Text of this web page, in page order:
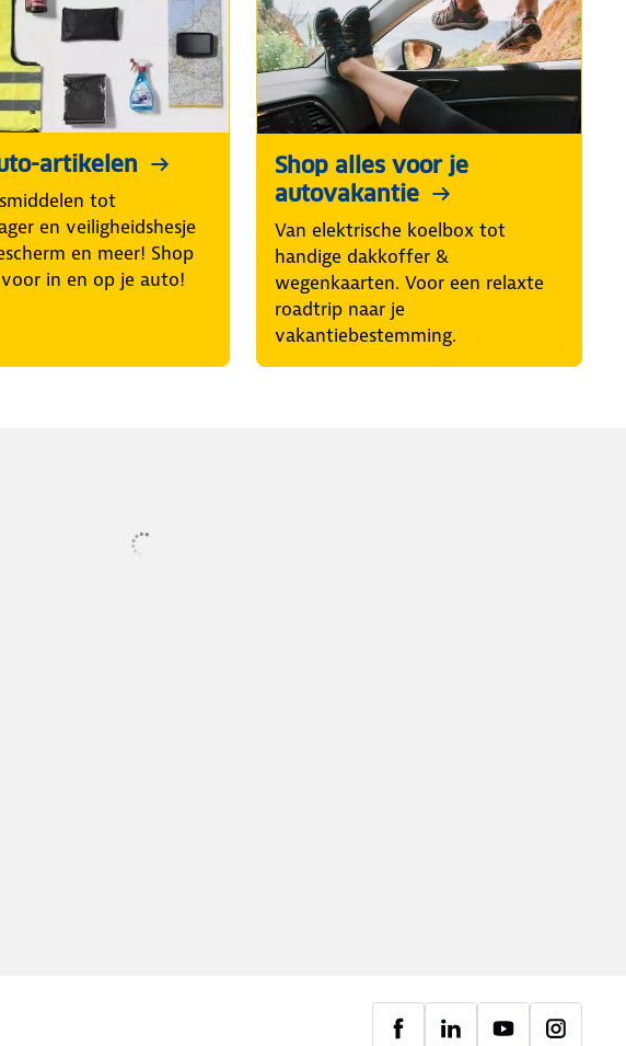
artikelen
tot
en veiligheidshesje
en meer! Shop
in en op je auto!
Shop alles voor je
autovakantie
Van elektrische koelbox tot
handige dakkoffer &
wegenkaarten. Voor een relaxte
roadtrip naar je
vakantiebestemming.